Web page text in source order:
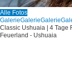
Alle Fotos
GalerieGalerieGalerie
Classic Ushuaia | 4 Tage
Feuerland - Ushuaia